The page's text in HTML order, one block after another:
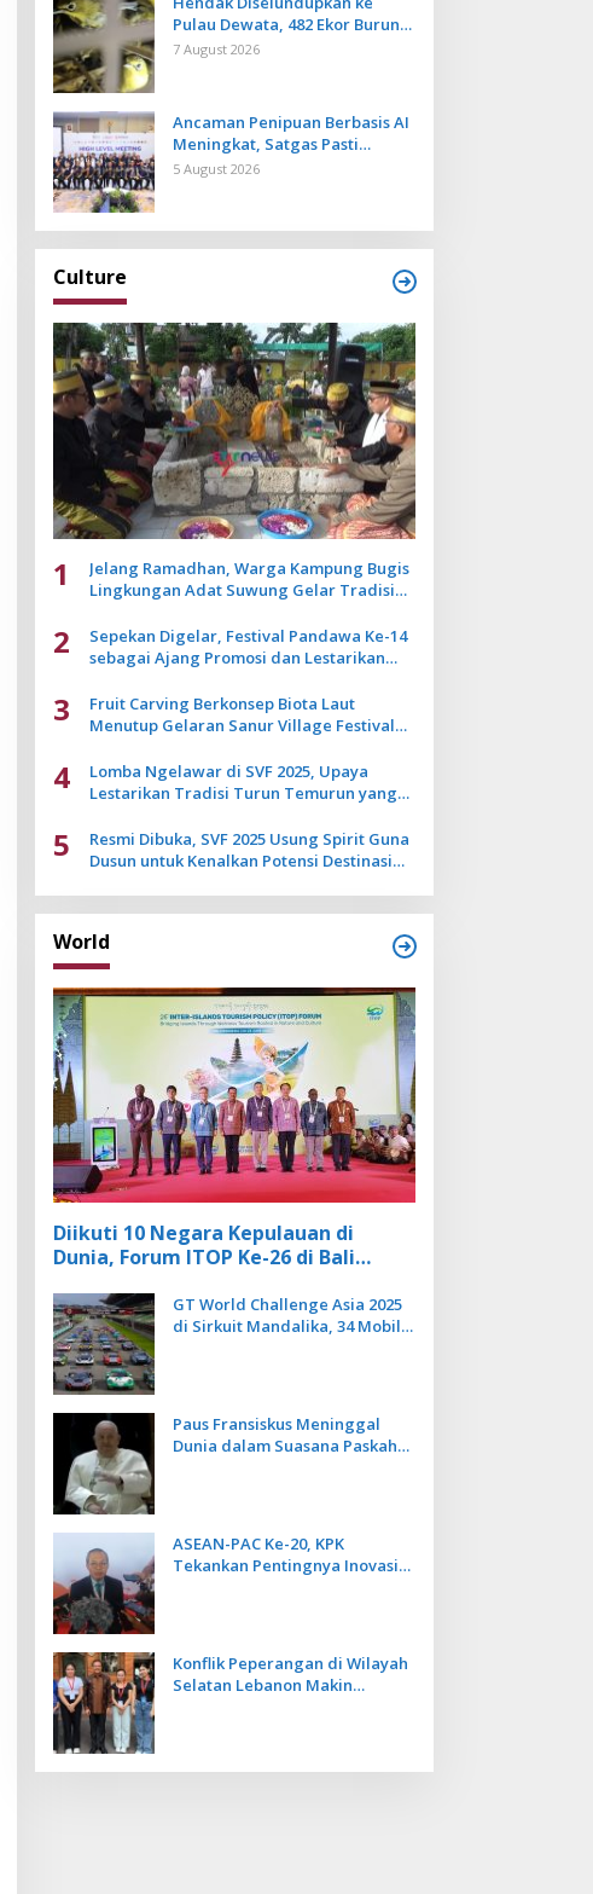
Pulau Dewata, 482 Ekor Burung
dari NTB Diamankan Karantina
7 August 2026
Ancaman Penipuan Berbasis AI
Meningkat, Satgas Pasti
Perkuat Penindakan dan
5 August 2026
Culture
1
Jelang Ramadhan, Warga Kampung Bugis
Lingkungan Adat Suwung Gelar Tradisi
2
Sepekan Digelar, Festival Pandawa Ke-14
sebagai Ajang Promosi dan Lestarikan
3
Fruit Carving Berkonsep Biota Laut
Menutup Gelaran Sanur Village Festival
4
Lomba Ngelawar di SVF 2025, Upaya
Lestarikan Tradisi Turun Temurun yang
5
Resmi Dibuka, SVF 2025 Usung Spirit Guna
Dusun untuk Kenalkan Potensi Destinasi
World
Diikuti 10 Negara Kepulauan di
Dunia, Forum ITOP Ke-26 di Bali
Berbasis Alam dan Budaya
GT World Challenge Asia 2025
di Sirkuit Mandalika, 34 Mobil
Paus Fransiskus Meninggal
Dunia dalam Suasana Paskah
ASEAN-PAC Ke-20, KPK
Tekankan Pentingnya Inovasi
Konflik Peperangan di Wilayah
Selatan Lebanon Makin